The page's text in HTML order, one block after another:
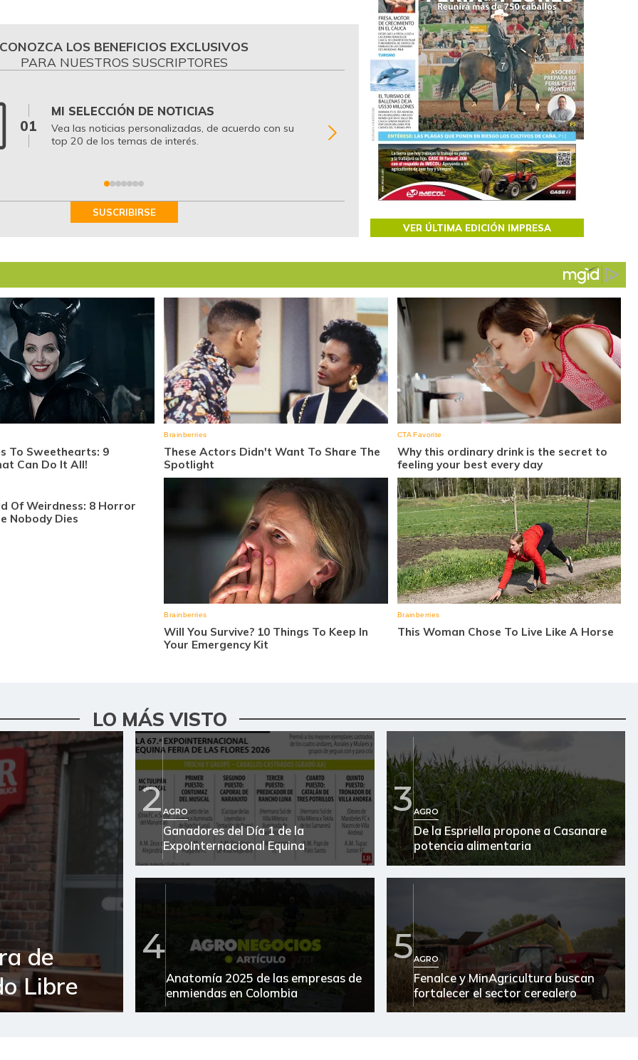
CONOZCA LOS BENEFICIOS EXCLUSIVOS
PARA NUESTROS SUSCRIPTORES
01
MI SELECCIÓN DE NOTICIAS
Vea las noticias personalizadas, de acuerdo con su
top 20 de los temas de interés.
02
BITÁCORA EMPRESARIAL 10.000 LR
Recopilación clasificada por sectores
regiones del comportamiento general y
de las 10.000 primeras empresas en ventas
Colombia.
SUSCRIBIRSE
VER ÚLTIMA EDICIÓN IMPRESA
LO MÁS VISTO
de
Libre
2AGRO
Ganadores del Día 1 de la
ExpoInternacional Equina
3AGRO
De la Espriella propone a Casanare
potencia alimentaria
4
Anatomía 2025 de las empresas de
enmiendas en Colombia
5AGRO
Fenalce y MinAgricultura buscan
fortalecer el sector cerealero